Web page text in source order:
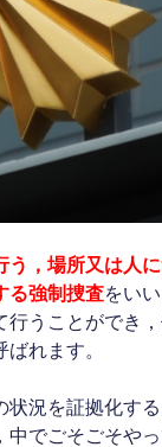
う，場所又は人
る強制捜査をい
うことができ
れます。
状況を証拠化す
中でごそごそや